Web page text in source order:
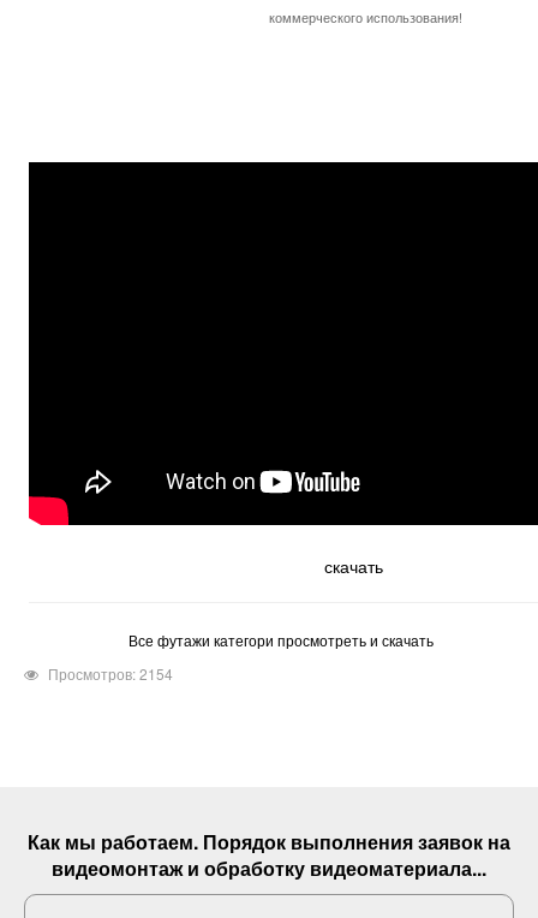
коммерческого использования!
скачать
Все футажи категори просмотреть и скачать
Просмотров: 2154
Как мы работаем. Порядок выполнениязаявок на
видеомонтаж и обработку видеоматериала...